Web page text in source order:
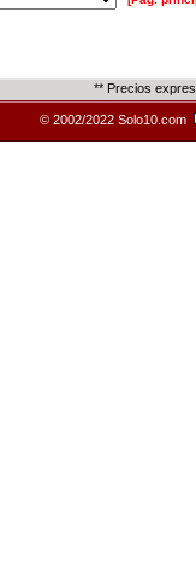
** Precios
© 2002/2022 Solo10.com